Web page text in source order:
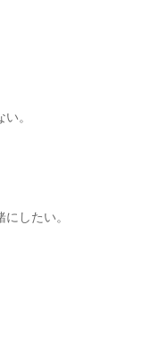
。
したい。